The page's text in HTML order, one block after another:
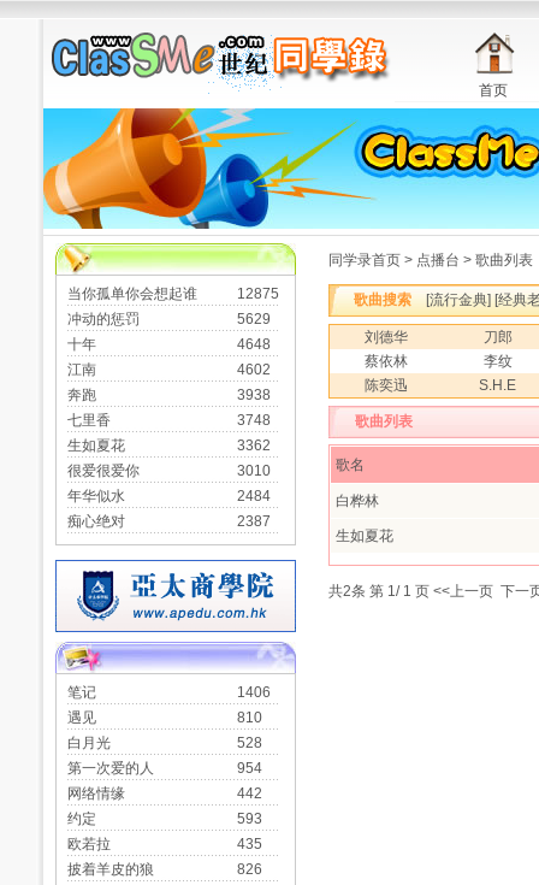
首页
当你孤单你会想起谁
12875
冲动的惩罚
5629
十年
4648
江南
4602
奔跑
3938
七里香
3748
生如夏花
3362
很爱很爱你
3010
年华似水
2484
痴心绝对
2387
笔记
1406
遇见
810
白月光
528
第一次爱的人
954
网络情缘
442
约定
593
欧若拉
435
披着羊皮的狼
826
同学录首页 > 点播台 > 歌曲列表
歌曲搜索 [流行金典] [经典
刘德华
刀郎
蔡依林
李纹
陈奕迅
S.H.E
歌曲列表
歌名
白桦林
生如夏花
共2条 第 1/ 1 页 <<上一页 下一